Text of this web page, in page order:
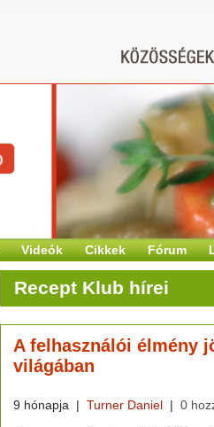
Videók Cikkek Fórum
Recept Klub hírei
A felhasználói élmény
világában
9 hónapja | Turner Daniel | 0